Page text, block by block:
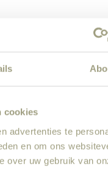
cookies
advertenties te
en om ons
over uw gebruik van